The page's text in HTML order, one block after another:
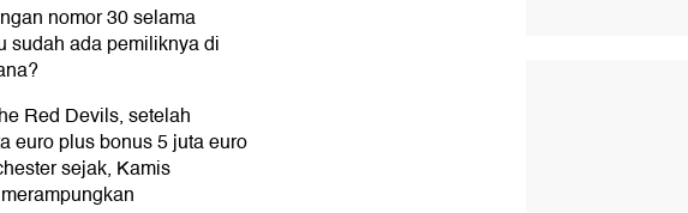
nomor 30 selama
sudah ada pemiliknya di
Red Devils, setelah
euro plus bonus 5 juta euro
sejak, Kamis